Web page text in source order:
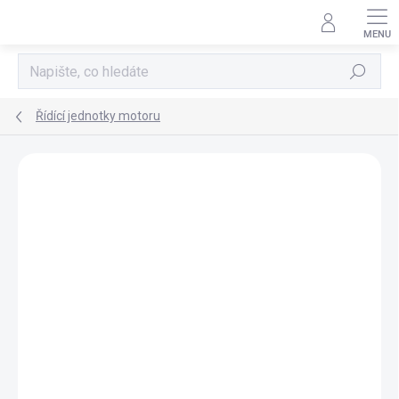
Hledat
Řídící jednotky motoru